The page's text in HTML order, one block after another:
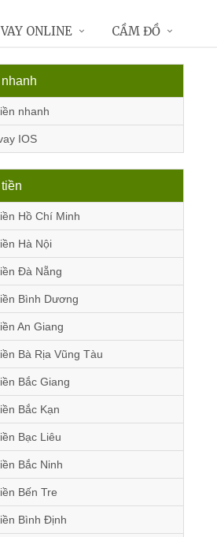
nhanh
IOS
Hồ Chí Minh
Hà Nội
Đà Nẵng
Bình Dương
An Giang
Bà Rịa Vũng Tàu
Bắc Giang
Bắc Kạn
Bạc Liêu
Bắc Ninh
Bến Tre
Bình Định
VAY ONLINE CẦM ĐỒ